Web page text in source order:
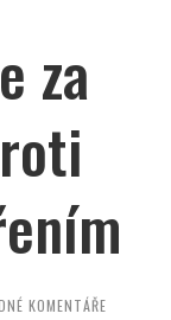
za
KOMENTÁŘE